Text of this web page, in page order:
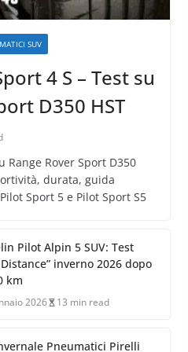
SUV
4 S – Test su
D350 HST
Range Rover Sport D350
durata, guida
Sport 5 e Pilot Sport S5
Pilot Alpin 5 SUV: Test
Distance” inverno 2026 dopo
km
2026 13 min read
Pneumatici Pirelli